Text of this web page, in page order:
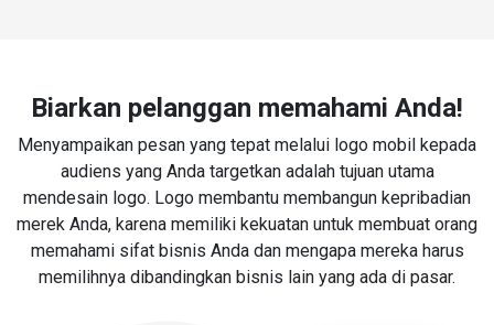
Biarkan pelanggan memahami Anda!
Menyampaikan pesan yang tepat melalui logo mobil kepada
audiens yang Anda targetkan adalah tujuan utama
mendesain logo. Logo membantu membangun kepribadian
merek Anda, karena memiliki kekuatan untuk membuat orang
memahami sifat bisnis Anda dan mengapa mereka harus
memilihnya dibandingkan bisnis lain yang ada di pasar.